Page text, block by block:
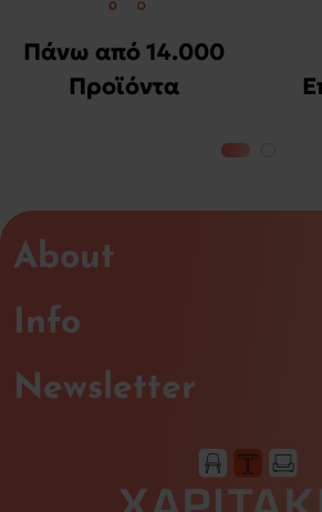
Πάνω από 14.000
Προϊόντα
About
Info
Newsletter